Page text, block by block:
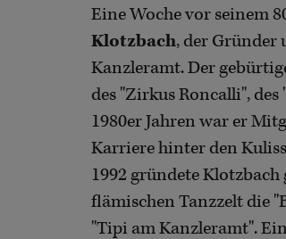
Eine Woche vor seinem
Klotzbach, der Gründer
Kanzleramt. Der
des "Zirkus Roncalli",
1980er Jahren war er
Karriere hinter den
1992 gründete
flämischen Tanzzelt die
"Tipi am Kanzleramt".